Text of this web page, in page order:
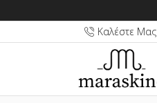
Καλέστε